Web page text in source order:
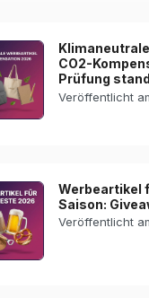
CO2-
Prüfung
Veröffentlicht
Werbeartikel
Saison:
Veröffentlicht